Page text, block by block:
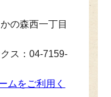
の森西一丁目
ス：04-7159-
ムをご利用く